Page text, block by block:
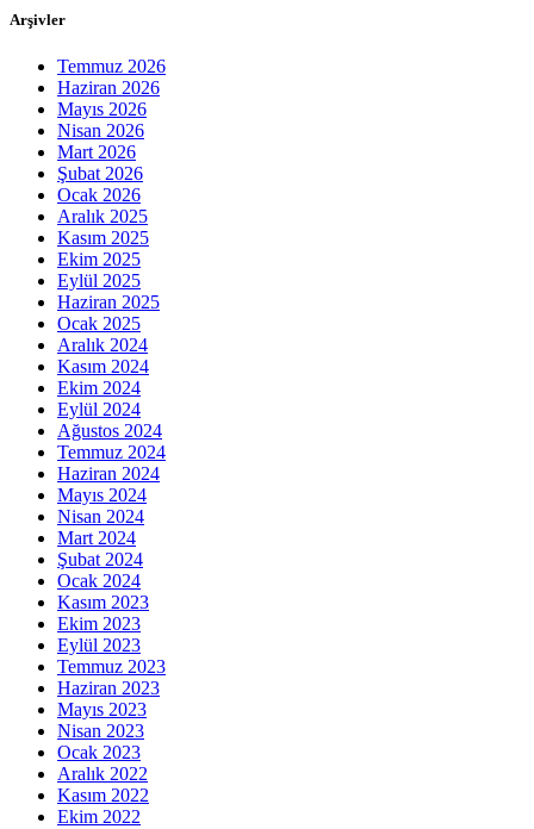
Arşivler
Temmuz 2026
Haziran 2026
Mayıs 2026
Nisan 2026
Mart 2026
Şubat 2026
Ocak 2026
Aralık 2025
Kasım 2025
Ekim 2025
Eylül 2025
Haziran 2025
Ocak 2025
Aralık 2024
Kasım 2024
Ekim 2024
Eylül 2024
Ağustos 2024
Temmuz 2024
Haziran 2024
Mayıs 2024
Nisan 2024
Mart 2024
Şubat 2024
Ocak 2024
Kasım 2023
Ekim 2023
Eylül 2023
Temmuz 2023
Haziran 2023
Mayıs 2023
Nisan 2023
Ocak 2023
Aralık 2022
Kasım 2022
Ekim 2022